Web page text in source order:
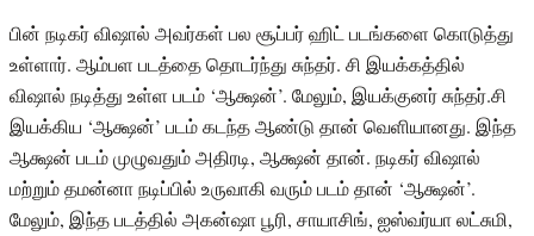
பின் நடிகர் விஷால் அவர்கள் பல சூப்பர் ஹிட் படங்களை கொடுத்து
உள்ளார். ஆம்பள படத்தை தொடர்ந்து சுந்தர். சி இயக்கத்தில்
விஷால் நடித்து உள்ள படம் ‘ஆக்ஷன்’. மேலும், இயக்குனர் சுந்தர்.சி
இயக்கிய ‘ஆக்ஷன்’ படம் கடந்த ஆண்டு தான் வெளியானது. இந்த
ஆக்ஷன் படம் முழுவதும் அதிரடி, ஆக்ஷன் தான். நடிகர் விஷால்
மற்றும் தமன்னா நடிப்பில் உருவாகி வரும் படம் தான் ‘ஆக்ஷன்’.
மேலும், இந்த படத்தில் அகன்ஷா பூரி, சாயாசிங், ஐஸ்வர்யா லட்சுமி,